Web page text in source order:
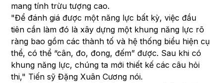
mang tính trừu tượng cao.
"Để đánh giá được một năng lực bất kỳ, việc đầu
tiên cần làm đó là xây dựng một khung năng lực rõ
ràng bao gồm các thành tố và hệ thống biểu hiện cụ
thể, có thể “cân, đo, đong, đếm” được. Sau khi có
khung năng lực, chúng ta mới thiết kế các câu hỏi
thi," Tiến sỹ Đặng Xuân Cương nói.